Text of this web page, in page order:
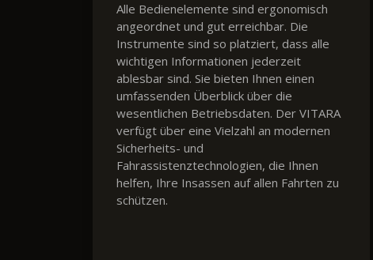
Alle Bedienelemente sind ergonomisch
angeordnet und gut erreichbar. Die
Instrumente sind so platziert, dass alle
wichtigen Informationen jederzeit
ablesbar sind. Sie bieten Ihnen einen
umfassenden Überblick über die
wesentlichen Betriebsdaten. Der VITARA
verfügt über eine Vielzahl an modernen
Sicherheits- und
Fahrassistenztechnologien, die Ihnen
helfen, Ihre Insassen auf allen Fahrten zu
schützen.